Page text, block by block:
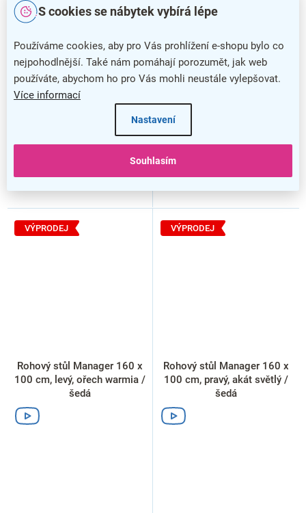
S cookies se nábytek vybírá lépe
Používáme cookies, aby pro Vás prohlížení e-shopu bylo co
nejpohodlnější. Také nám pomáhají porozumět, jak web
používáte, abychom ho pro Vás mohli neustále vylepšovat.
Více informací
Nastavení
Souhlasím
Rohový stůl Manager 160 x
šedá
Rohový stůl Manager 160 x
bílá
VÝPRODEJ
Rohový stůl Manager 160 x
100 cm, levý, ořech warmia /
šedá
VÝPRODEJ
Rohový stůl Manager 160 x
100 cm, pravý, akát světlý /
šedá